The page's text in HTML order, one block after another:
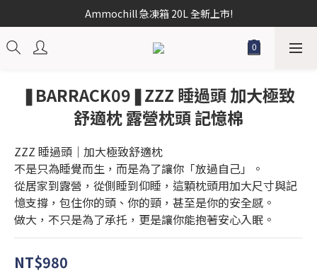
Ammochill 急凍箱 20L 全新上市!
❚BARRACK09❚ZZZ 睡過頭 加大極致
舒適枕 露營枕頭 記憶棉
ZZZ 睡過頭｜加大極致舒適枕
不是只為睡覺而生，而是為了讓你「放過自己」。
從居家到露營，從側睡到仰睡，這顆枕頭用加大尺寸與記
憶支撐，包住你的頭、你的頸，甚至是你的安全感。
做大，不只是為了承托，更是讓你能抱著安心入眠。
NT$980